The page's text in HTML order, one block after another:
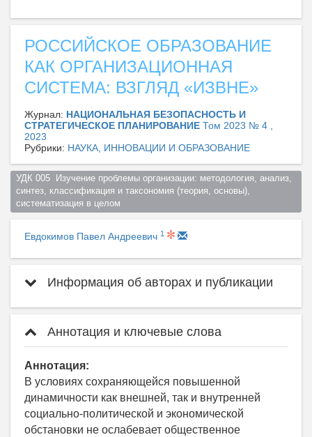
РОССИЙСКОЕ ОБРАЗОВАНИЕ
КАК ОРГАНИЗАЦИОННАЯ
СИСТЕМА: ВЗГЛЯД «ИЗВНЕ»
Журнал: НАЦИОНАЛЬНАЯ БЕЗОПАСНОСТЬ И
СТРАТЕГИЧЕСКОЕ ПЛАНИРОВАНИЕ Том 2023 № 4 ,
2023
Рубрики: НАУКА, ИННОВАЦИИ И ОБРАЗОВАНИЕ
УДК 005  Изучение проблемы организации: методология, анализ,
синтез, классификация и таксономия (теория, основы),
систематизация в целом
Евдокимов Павел Андреевич 1
Информация об авторах и публикации
Аннотация и ключевые слова
Аннотация:
В условиях сохраняющейся повышенной
динамичности как внешней, так и внутренней
социально-политической и экономической
обстановки не ослабевает общественное